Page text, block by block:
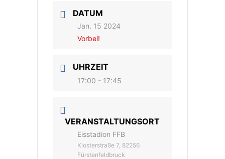
DATUM
Jan. 15 2024
Vorbei!
UHRZEIT
17:00 - 17:45
VERANSTALTUNGSORT
Eisstadion FFB
Klosterstraße 7, 82256
Fürstenfeldbruck